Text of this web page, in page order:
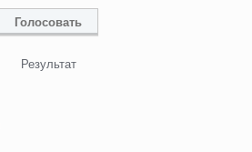
Результат